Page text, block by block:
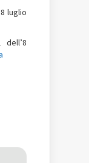
luglio